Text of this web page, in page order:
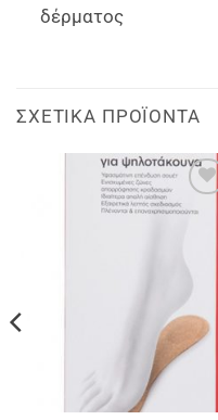
δέρματος
ΣΧΕΤΙΚΆ ΠΡΟΪΌΝΤΑ
Add to